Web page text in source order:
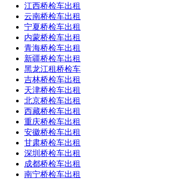
江西桥检车出租
云南桥检车出租
宁夏桥检车出租
内蒙桥检车出租
青海桥检车出租
新疆桥检车出租
黑龙江租桥检车
吉林桥检车出租
天津桥检车出租
北京桥检车出租
西藏桥检车出租
重庆桥检车出租
安徽桥检车出租
甘肃桥检车出租
深圳桥检车出租
成都桥检车出租
南宁桥检车出租